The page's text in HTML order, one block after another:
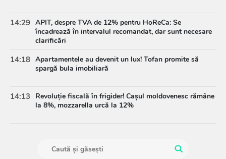
14:29 APIT, despre TVA de 12% pentru HoReCa: Se
încadrează în intervalul recomandat, dar sunt necesare
clarificări
14:18 Apartamentele au devenit un lux! Tofan promite să
spargă bula imobiliară
14:13
Revoluție fiscală în frigider! Cașul moldovenesc rămâne
la 8%, mozzarella urcă la 12%